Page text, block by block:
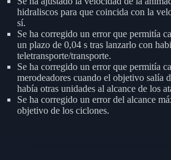
hidraliscos para que coincida con la
sí.
Se ha corregido un error que permitía
un plazo de 0,04 s tras lanzarlo con
teletransporte/transporte.
Se ha corregido un error que permitía
merodeadores cuando el objetivo salía
había otras unidades al alcance de los
Se ha corregido un error del alcance
objetivo de los ciclones.